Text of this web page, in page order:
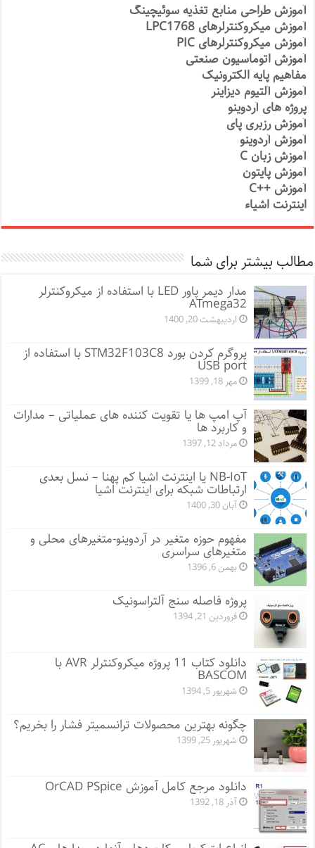
آموزش طراحی منابع تغذیه سوئیچینگ
آموزش میکروکنترلرهای LPC1768
آموزش میکروکنترلرهای PIC
آموزش اتوماسیون صنعتی
مفاهیم پایه الکترونیک
آموزش آلتیوم دیزاینر
پروژه های آردوینو
آموزش رزبری پای
آموزش آردوینو
آموزش زبان C
آموزش پایتون
آموزش ++C
اینترنت اشیاء
مطالب بیشتر برای شما
مدار دیمر پاور LED با استفاده از میکروکنترلر
ATmega32
اردیبهشت 20, 1400
پروگرم کردن بورد STM32F103C8 با استفاده از
USB port
مهر 18, 1399
آپ امپ ها یا تقویت کننده های عملیاتی – مدارات
و کاربرد ها
مرداد 12, 1397
NB-IoT یا اینترنت اشیا کم پهنا – نسل بعدی
ارتباطات شبکه برای اینترنت اشیا
آبان 30, 1400
مفهوم حوزه متغیر در آردوینو-متغیرهای محلی و
متغیرهای سراسری
بهمن 6, 1396
پروژه فاصله سنج آلتراسونیک
فروردین 21, 1394
دانلود کتاب 11 پروژه میکروکنترلر AVR با
BASCOM
شهریور 5, 1394
چگونه بهترین محصولات ترانسمیتر فشار را بخریم؟
شهریور 25, 1399
دانلود مرجع کامل آموزش OrCAD PSpice
آذر 18, 1392